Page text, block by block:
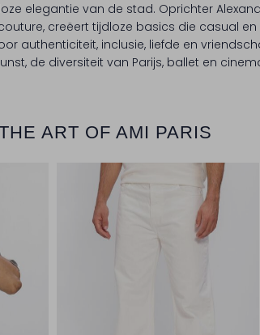
elegantie van de stad. Oprichter
creëert tijdloze basics die casual
authenticiteit, inclusie, liefde en
de diversiteit van Parijs, ballet en
ART OF AMI PARIS